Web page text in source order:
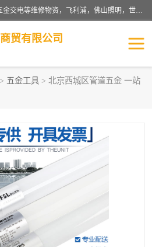
专业配送水暖器材、光源灯具、五金交电等维修物资，飞利浦，佛山照明，世达，博世，九牧，特陶等各产品涉及国内外知名品牌。公司专注与物业、学校、酒店、工厂等单位合作，提供一站式配送服务，降低客户综合成本。依托电子商务改变传统模式，以专业的团队为客户提供24H物资配送到达，货到月结、统一开票，便捷退换等服务，提高了企业的运营效率。
贸有限公司
> 五金工具 > 北京西城区管道五金 一站
涂料辅材